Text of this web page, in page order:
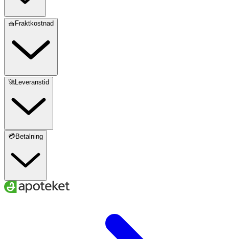
🧺Fraktkostnad
🚀Leveranstid
💳Betalning